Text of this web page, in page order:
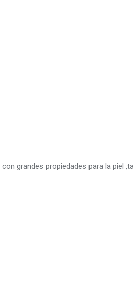
grandes propiedades para la piel